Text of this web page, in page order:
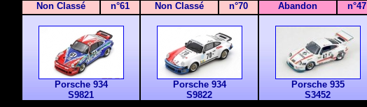
Non Classé n°61 Non Classé n°70 Abandon n°47
Porsche 934
S9821
Porsche 934
S9822
Porsche 935
S3452